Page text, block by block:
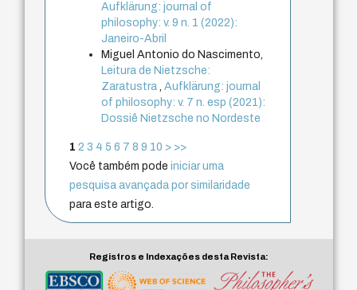
Aufklärung: journal of
philosophy: v. 9 n. 1 (2022):
Janeiro-Abril
Miguel Antonio do Nascimento,
Leitura de Nietzsche:
Zaratustra,Aufklärung: journal
of philosophy: v. 7 n. esp (2021):
Dossiê Nietzsche no Nordeste
1 2 3 4 5 6 7 8 9 10 > >>
Você também podeiniciar uma
pesquisa avançada por similaridade
para este artigo.
Registros e Indexações desta Revista: